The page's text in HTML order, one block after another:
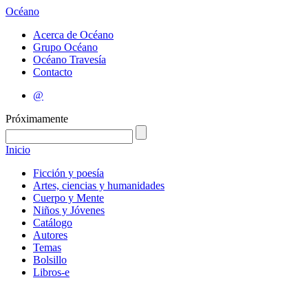
Océano
Acerca de Océano
Grupo Océano
Océano Travesía
Contacto
@
Próximamente
Inicio
Ficción y poesía
Artes, ciencias y humanidades
Cuerpo y Mente
Niños y Jóvenes
Catálogo
Autores
Temas
Bolsillo
Libros-e